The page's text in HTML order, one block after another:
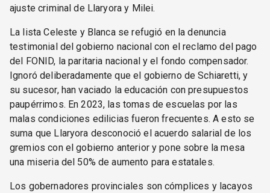
ajuste criminal de Llaryora y Milei.
La lista Celeste y Blanca se refugió en la denuncia
testimonial del gobierno nacional con el reclamo del pago
del FONID, la paritaria nacional y el fondo compensador.
Ignoró deliberadamente que el gobierno de Schiaretti, y
su sucesor, han vaciado la educación con presupuestos
paupérrimos. En 2023, las tomas de escuelas por las
malas condiciones edilicias fueron frecuentes. A esto se
suma que Llaryora desconoció el acuerdo salarial de los
gremios con el gobierno anterior y pone sobre la mesa
una miseria del 50% de aumento para estatales.
Los gobernadores provinciales son cómplices y lacayos